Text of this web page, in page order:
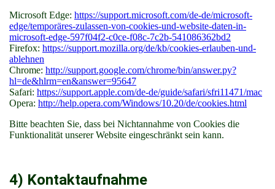
Microsoft Edge: https://support.microsoft.com/de-de/microsoft-
edge/temporäres-zulassen-von-cookies-und-website-daten-in-
microsoft-edge-597f04f2-c0ce-f08c-7c2b-541086362bd2
Firefox: https://support.mozilla.org/de/kb/cookies-erlauben-und-
ablehnen
Chrome: http://support.google.com/chrome/bin/answer.py?
hl=de&hlrm=en&answer=95647
Safari: https://support.apple.com/de-de/guide/safari/sfri11471/mac
Opera: http://help.opera.com/Windows/10.20/de/cookies.html
Bitte beachten Sie, dass bei Nichtannahme von Cookies die
Funktionalität unserer Website eingeschränkt sein kann.
4) Kontaktaufnahme